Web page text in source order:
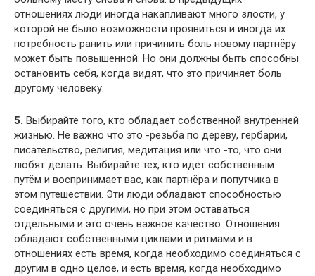
отношениях люди иногда накапливают много злости, у
которой не было возможности проявиться и иногда их
потребность ранить или причинить боль новому партнёру
может быть повышенной. Но они должны быть способны
остановить себя, когда видят, что это причиняет боль
другому человеку.
5. Выбирайте того, кто обладает собственной внутренней
жизнью. Не важно что это -резьба по дереву, гербарии,
писательство, религия, медитация или что -то, что они
любят делать. Выбирайте тех, кто идёт собственным
путём и воспринимает вас, как партнёра и попутчика в
этом путешествии. Эти люди обладают способностью
соединяться с другими, но при этом оставаться
отдельными и это очень важное качество. Отношения
обладают собственными циклами и ритмами и в
отношениях есть время, когда необходимо соединяться с
другим в одно целое, и есть время, когда необходимо